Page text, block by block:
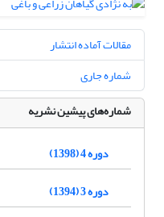
مقالات آماده انتشار
شماره جاری
شماره‌های پیشین نشریه
دوره 4 (1398)
دوره 3 (1394)